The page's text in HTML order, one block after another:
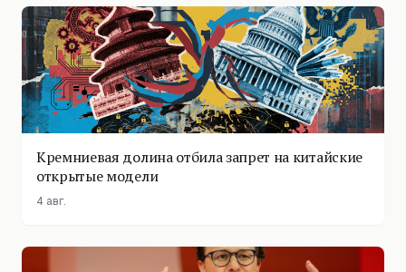
Кремниевая долина отбила запрет на китайские
открытые модели
4 авг.